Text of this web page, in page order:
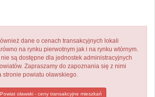
dane o cenach transakcyjnych lokali
na rynku pierwotnym jak i na rynku wtórnym.
nie są dostępne dla jednostek administracyjnych
Zapraszamy do zapoznania się z nimi
stronie powiatu oławskiego.
oławski - ceny transakcyjne mieszkań